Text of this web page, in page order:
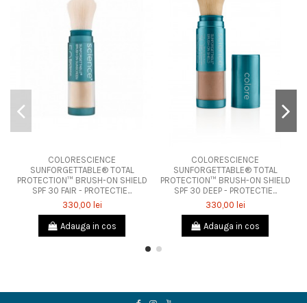
COLORESCIENCE
SUNFORGETTABLE® TOTAL
PROTECTION™ BRUSH-ON SHIELD
SPF 30 FAIR - PROTECTIE...
330,00 lei
Adauga in cos
COLORESCIENCE
SUNFORGETTABLE® TOTAL
PROTECTION™ BRUSH-ON SHIELD
SPF 30 DEEP - PROTECTIE...
330,00 lei
Adauga in cos